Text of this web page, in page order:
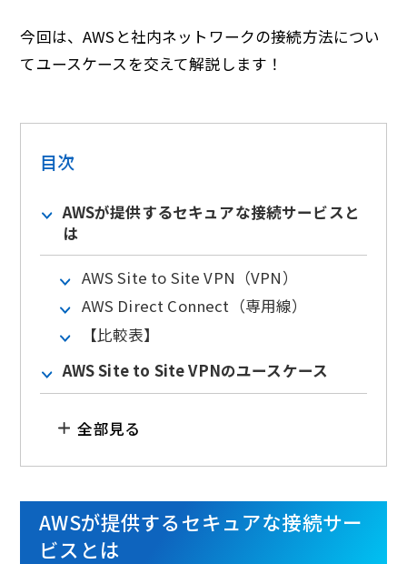
今回は、AWSと社内ネットワークの接続方法につい
てユースケースを交えて解説します！
目次
AWSが提供するセキュアな接続サービスと
は
AWS Site to Site VPN（VPN）
AWS Direct Connect（専用線）
【比較表】
AWS Site to Site VPNのユースケース
全部見る
AWSが提供するセキュアな接続サー
ビスとは